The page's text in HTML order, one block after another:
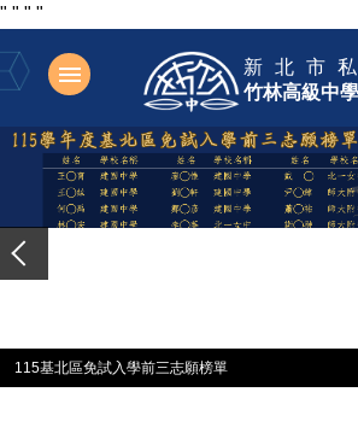
" " " "
跳
到
要
新北市
竹林高級中學
115基北區免試入學前三志願榜單